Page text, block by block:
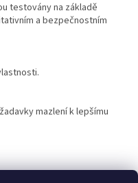
testovány na základě
a bezpečnostním
mazlení k lepšímu